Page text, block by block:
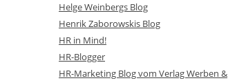
Helge Weinbergs Blog
Henrik Zaborowskis Blog
HR in Mind!
HR-Blogger
HR-Marketing Blog vom Verlag Werben &